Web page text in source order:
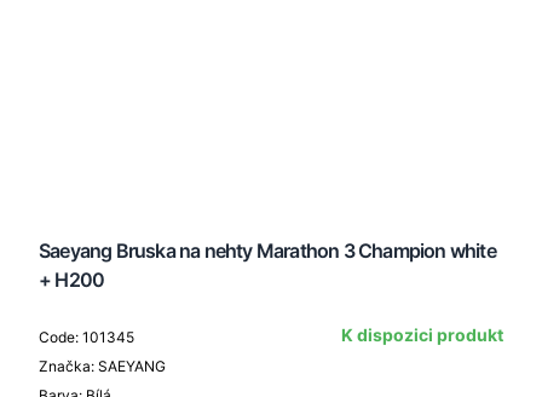
Saeyang Bruska na nehty Marathon 3 Champion white
+ H200
Code: 101345
Značka: SAEYANG
K dispozici produkt